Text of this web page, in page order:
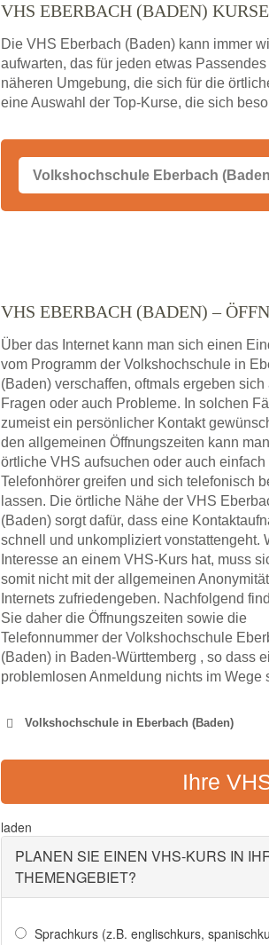
VHS Eberbach (Baden) Kurse
Stellenangebote der
Online-Kurse – Alternative
Alternativen zum VHS Programm
VHS EBERBACH (BADEN) KURSE
Die VHS Eberbach (Baden) kann immer
aufwarten, das für jeden etwas
näheren Umgebung, die sich für die
eine Auswahl der Top-Kurse, die sich
VHS EBERBACH (BADEN) –
Über das Internet kann man sich einen
vom Programm der Volkshochschule in
(Baden) verschaffen, oftmals ergeben sich
Fragen oder auch Probleme. In solchen
zumeist ein persönlicher Kontakt
den allgemeinen Öffnungszeiten kann
örtliche VHS aufsuchen oder auch einfach
Telefonhörer greifen und sich telefonisch
lassen. Die örtliche Nähe der VHS
(Baden) sorgt dafür, dass eine
schnell und unkompliziert vonstattengeht.
Interesse an einem VHS-Kurs hat, muss
somit nicht mit der allgemeinen
Internets zufriedengeben. Nachfolgend
Sie daher die Öffnungszeiten sowie die
Telefonnummer der Volkshochschule
(Baden) in Baden-Württemberg , so dass
problemlosen Anmeldung nichts im Wege
Volkshochschule in Eberbach (Baden)
Adresse:
Ihre
laden
PLANEN SIE EINEN VHS-KURS IN
THEMENGEBIET?
Sprachkurs (z.B. englischkurs,